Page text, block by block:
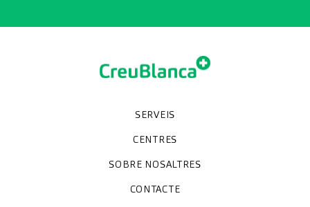
SERVEIS
Especialitats
Proves diagnòstiques
Revisions mèdiques
Unitats especialitzades
CENTRES
Clínica CreuBlanca
CreuBlanca Tarradellas
Diagnosis Médica
Hospital CreuBlanca Maresme
SOBRE NOSALTRES
Qui som
Treballa amb nosaltres
Blog
CreuBlanca Empreses
Preguntes freqüents
CONTACTE